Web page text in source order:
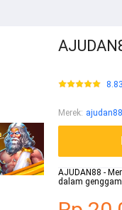
Merek: ajudan88
AJUDAN88 -
dalam